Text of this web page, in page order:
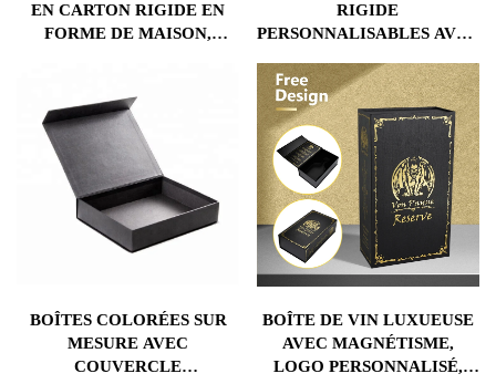
EN CARTON RIGIDE EN
FORME DE MAISON,
PORTABLE, AVEC
PELLICULAGE MAT ET
IMPRESSION EN RELIEF
POUR EMBALLAGE
RIGIDE
PERSONNALISABLES AVEC
PAPIER D'ART, À
ESTAMPILLER POUR
CADEAU, BOÎTE CADEAU
LUXUEUSE PLIANTE À
FERMETURE
MAGNÉTIQUE
BOÎTES COLORÉES SUR
MESURE AVEC
COUVERCLE
BOÎTE DE VIN LUXUEUSE
AVEC MAGNÉTISME,
LOGO PERSONNALISÉ,